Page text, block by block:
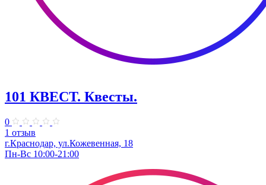
101 КВЕСТ. Квесты.
0
1 отзыв
г.Краснодар, ул.Кожевенная, 18
Пн-Вс 10:00-21:00